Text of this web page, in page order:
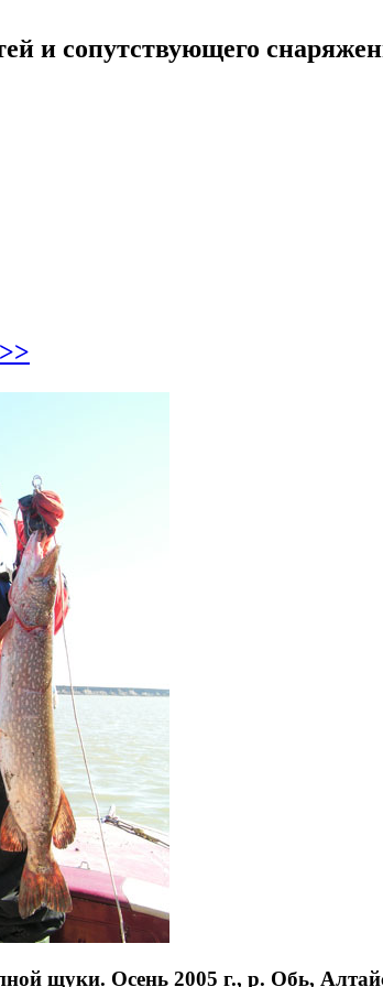
и сопутствующего
щуки. Осень 2005 г., р. Обь,